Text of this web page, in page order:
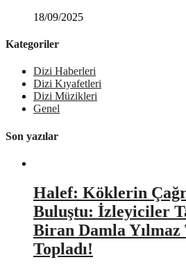
18/09/2025
Kategoriler
Dizi Haberleri
Dizi Kıyafetleri
Dizi Müzikleri
Genel
Son yazılar
Halef: Köklerin
Buluştu: İzleyiciler
Biran Damla
Topladı!